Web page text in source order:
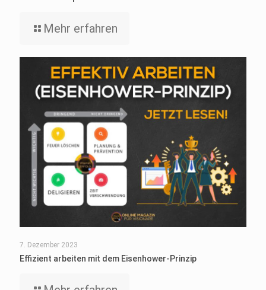
Mehr erfahren
7. Dezember 2023
Effizient arbeiten mit dem Eisenhower-Prinzip